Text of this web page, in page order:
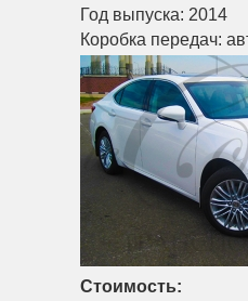
Год выпуска: 2014
Коробка передач:
Стоимость: